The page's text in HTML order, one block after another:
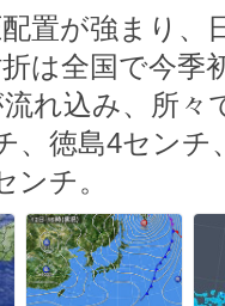
置が強まり、
は全国で今季
れ込み、所々
、徳島4セン
ンチ。